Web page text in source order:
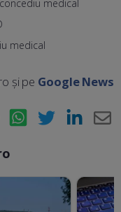
medical
medical
și pe Google News
Messenger WhatsApp Twitter LinkedIn